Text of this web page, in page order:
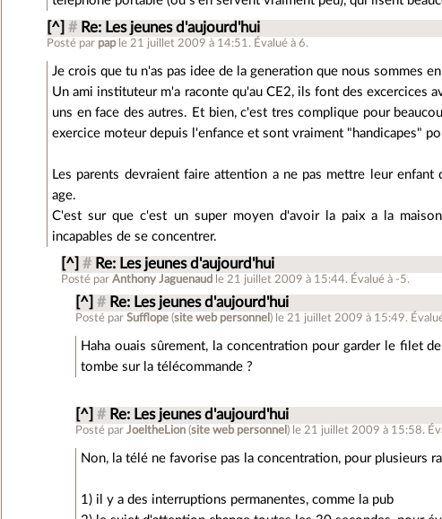
[^] # Re: Les jeunes d'aujourd'hui
Posté par pap le 21 juillet 2009 à 14:51. Évalué à6.
Je crois que tu n'as pas idee de la generation que nous sommes
Un ami instituteur m'a raconte qu'au CE2, ils font des excercices
uns en face des autres. Et bien, c'est tres complique pour
exercice moteur depuis l'enfance et sont vraiment "handicapes"
Les parents devraient faire attention a ne pas mettre leur
age.
C'est sur que c'est un super moyen d'avoir la paix a la
incapables de se concentrer.
[^] # Re: Les jeunes d'aujourd'hui
Posté parAnthony Jaguenaud le 21 juillet 2009 à 15:44. Évalué à -5.
[^] # Re: Les jeunes d'aujourd'hui
Posté parSufflope (site web personnel ) le 21 juillet 2009 à 15:49.
Haha ouais sûrement, la concentration pour garder le filet
tombe sur la télécommande ?
[^] # Re: Les jeunes d'aujourd'hui
Posté parJoeltheLion (site web personnel ) le 21 juillet 2009 à 15:58.
Non, la télé ne favorise pas la concentration, pour plusieurs
1) il y a des interruptions permanentes, comme la pub